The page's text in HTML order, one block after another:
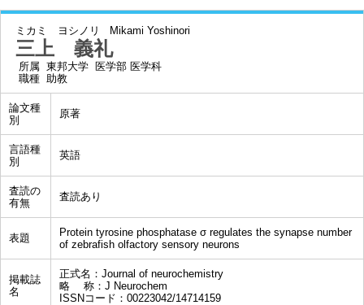
ミカミ ヨシノリ Mikami Yoshinori
三上 義礼
所属 東邦大学 医学部 医学科
職種 助教
論文種
別
原著
言語種
別
英語
査読の
有無
査読あり
表題
Protein tyrosine phosphatase σ regulates the synapse number
of zebrafish olfactory sensory neurons
掲載誌
名
正式名：Journal of neurochemistry
略 称：J Neurochem
ISSNコード：00223042/14714159